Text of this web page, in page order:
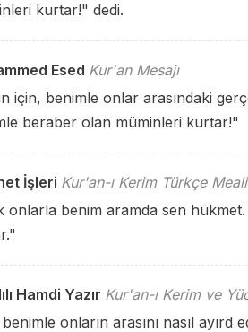
kurtar!" dedi.
Esed Kur'an Mesajı
için, benimle onlar arasındaki
beraber olan müminleri kurtar!"
İşleri Kur'an-ı Kerim Türkçe Meali
onlarla benim aramda sen
Hamdi Yazır Kur'an-ı Kerim ve
benimle onların arasını nasıl